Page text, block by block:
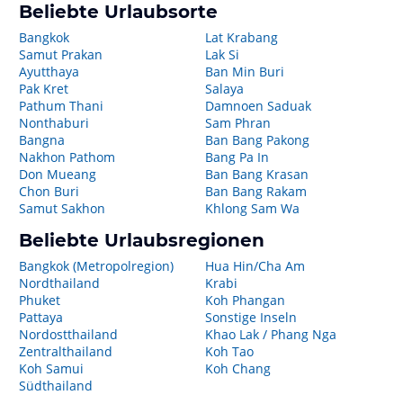
Beliebte Urlaubsorte
Bangkok
Samut Prakan
Ayutthaya
Pak Kret
Pathum Thani
Nonthaburi
Bangna
Nakhon Pathom
Don Mueang
Chon Buri
Samut Sakhon
Lat Krabang
Lak Si
Ban Min Buri
Salaya
Damnoen Saduak
Sam Phran
Ban Bang Pakong
Bang Pa In
Ban Bang Krasan
Ban Bang Rakam
Khlong Sam Wa
Beliebte Urlaubsregionen
Bangkok (Metropolregion)
Nordthailand
Phuket
Pattaya
Nordostthailand
Zentralthailand
Koh Samui
Südthailand
Hua Hin/Cha Am
Krabi
Koh Phangan
Sonstige Inseln
Khao Lak / Phang Nga
Koh Tao
Koh Chang